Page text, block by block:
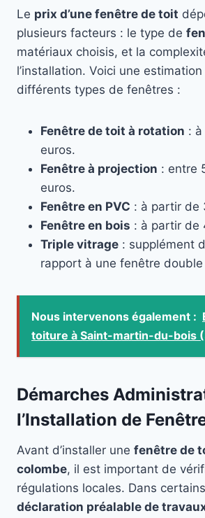
Le prix d’une fenêtre de toit
plusieurs facteurs : le type de
matériaux choisis, et la
l’installation. Voici une
différents types de fenêtres :
Fenêtre de toit à rotation :
euros.
Fenêtre à projection : entre
euros.
Fenêtre en PVC : à partir de
Fenêtre en bois : à partir de
Triple vitrage : supplément
rapport à une fenêtre
Nous intervenons également :
toiture à Saint-martin-du-bois
Démarches
l’Installation de
Avant d’installer une fenêtre de
colombe, il est important de
régulations locales. Dans
déclaration préalable de